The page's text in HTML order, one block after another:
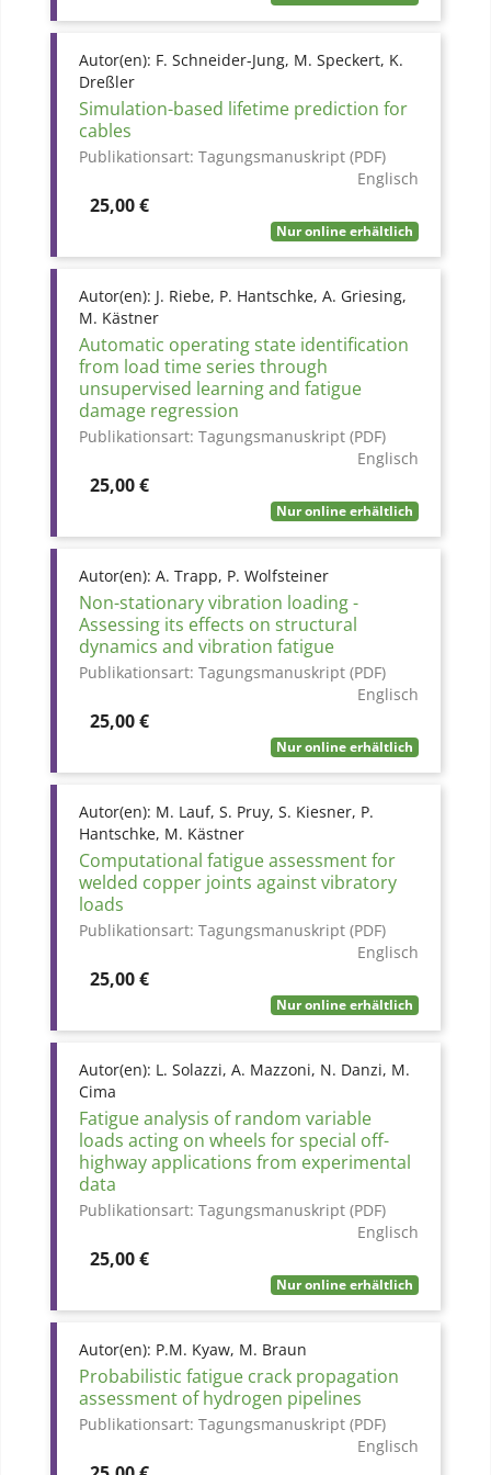
Autor(en): F. Schneider-Jung, M. Speckert, K.
Dreßler
Simulation-based lifetime prediction for
cables
Publikationsart: Tagungsmanuskript (PDF)
Englisch
Preis
25,00 €
Nur online erhältlich
Autor(en): J. Riebe, P. Hantschke, A. Griesing,
M. Kästner
Automatic operating state identification
from load time series through
unsupervised learning and fatigue
damage regression
Publikationsart: Tagungsmanuskript (PDF)
Englisch
Preis
25,00 €
Nur online erhältlich
Autor(en): A. Trapp, P. Wolfsteiner
Non-stationary vibration loading -
Assessing its effects on structural
dynamics and vibration fatigue
Publikationsart: Tagungsmanuskript (PDF)
Englisch
Preis
25,00 €
Nur online erhältlich
Autor(en): M. Lauf, S. Pruy, S. Kiesner, P.
Hantschke, M. Kästner
Computational fatigue assessment for
welded copper joints against vibratory
loads
Publikationsart: Tagungsmanuskript (PDF)
Englisch
Preis
25,00 €
Nur online erhältlich
Autor(en): L. Solazzi, A. Mazzoni, N. Danzi, M.
Cima
Fatigue analysis of random variable
loads acting on wheels for special off-
highway applications from experimental
data
Publikationsart: Tagungsmanuskript (PDF)
Englisch
Preis
25,00 €
Nur online erhältlich
Autor(en): P.M. Kyaw, M. Braun
Probabilistic fatigue crack propagation
assessment of hydrogen pipelines
Publikationsart: Tagungsmanuskript (PDF)
Englisch